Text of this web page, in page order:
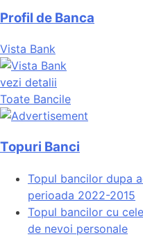
Profil de Banca
Vista Bank
vezi detalii
Toate Bancile
Topuri Banci
Topul bancilor dupa
perioada 2022-2015
Topul bancilor cu
de nevoi personale